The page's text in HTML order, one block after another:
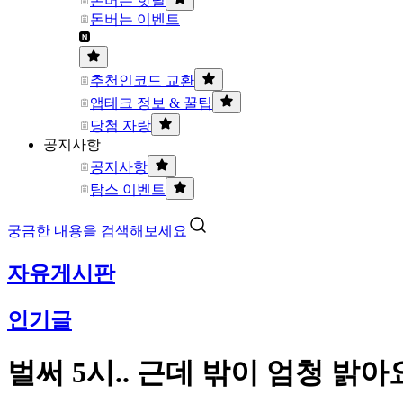
돈버는 이벤트
추천인코드 교환
앱테크 정보 & 꿀팁
당첨 자랑
공지사항
공지사항
탐스 이벤트
궁금한 내용을 검색해보세요
자유게시판
인기글
벌써 5시.. 근데 밖이 엄청 밝아